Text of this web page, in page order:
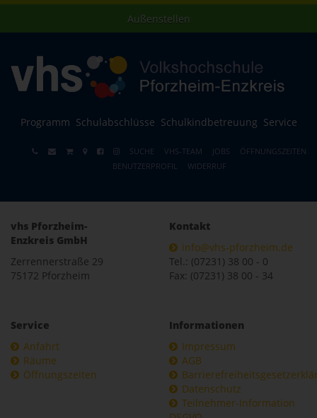
Außenstellen
Programm Schulabschlüsse Schulkindbetreuung Service
SUCHE VHS-TEAM JOBS
ÖFFNUNGSZEITEN
BENUTZERPROFIL
WIDERRUF
vhs Pforzheim-
Enzkreis GmbH
Zerrennerstraße 29
75172 Pforzheim
Kontakt
info@vhs-pforzheim.de
Tel.: (07231) 38 00 - 0
Fax: (07231) 38 00 - 34
Service
Anfahrt
Räume
Öffnungszeiten
Informationen
Impressum
AGB
Datenschutz
Teilnehmer-Information